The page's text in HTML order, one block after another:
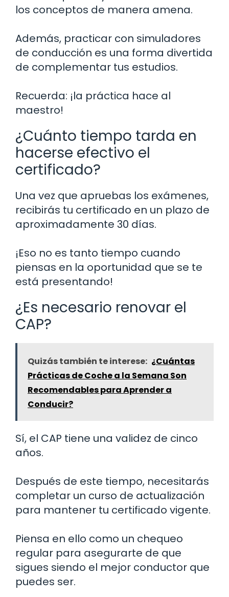
los conceptos de manera amena.
Además, practicar con simuladores
de conducción es una forma divertida
de complementar tus estudios.
Recuerda: ¡la práctica hace al
maestro!
¿Cuánto tiempo tarda en
hacerse efectivo el
certificado?
Una vez que apruebas los exámenes,
recibirás tu certificado en un plazo de
aproximadamente 30 días.
¡Eso no es tanto tiempo cuando
piensas en la oportunidad que se te
está presentando!
¿Es necesario renovar el
CAP?
Quizás también te interese: ¿Cuántas
Prácticas de Coche a la Semana Son
Recomendables para Aprender a
Conducir?
Sí, el CAP tiene una validez de cinco
años.
Después de este tiempo, necesitarás
completar un curso de actualización
para mantener tu certificado vigente.
Piensa en ello como un chequeo
regular para asegurarte de que
sigues siendo el mejor conductor que
puedes ser.